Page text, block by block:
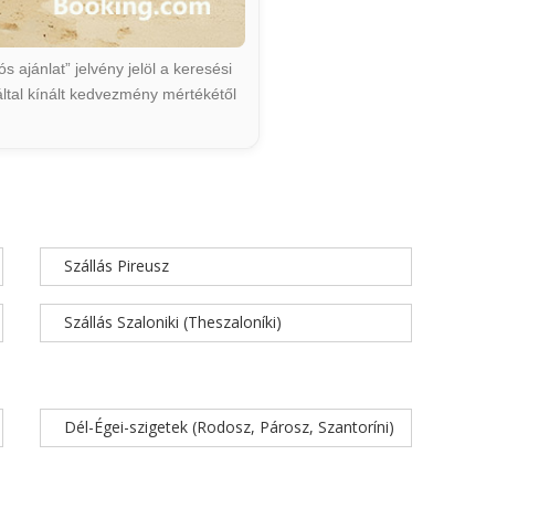
ajánlat” jelvény jelöl a keresési
kínált kedvezmény mértékétől
Szállás Pireusz
Szállás Szaloniki (Theszaloníki)
Dél-Égei-szigetek (Rodosz, Párosz, Szantoríni)